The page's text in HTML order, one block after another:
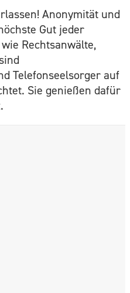
Anonymität und
Gut jeder
Rechtsanwälte,
Telefonseelsorger auf
Sie genießen dafür